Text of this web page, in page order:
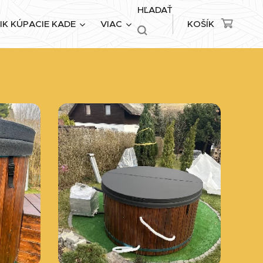
KÚPACIE KADE VIAC
HĽADAŤ
KOŠÍK